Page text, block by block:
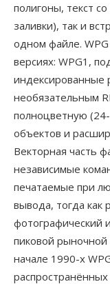
полигоны, текст
заливки), так и
одном файле.
версиях: WPG1,
индексированные
необязательным
полноцветную
объектов и
Векторная часть
независимые
печатаемые при
вывода, тогда как
фотографический
пиковой
начале 1990-х